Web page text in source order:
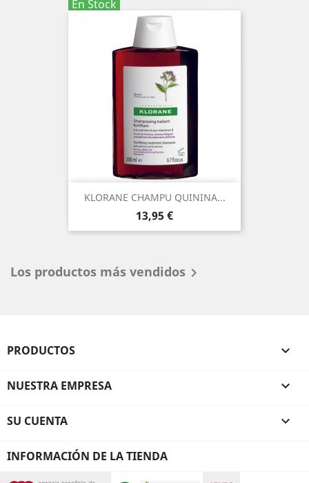
En Stock
KLORANE CHAMPU QUININA...
Precio
13,95 €
Los productos más vendidos 
PRODUCTOS 
NUESTRA EMPRESA 
SU CUENTA 
INFORMACIÓN DE LA TIENDA